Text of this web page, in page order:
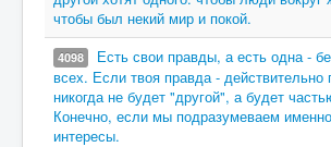
чтобы был некий мир и покой.
4098
Есть свои правды, а есть одна -
всех. Если твоя правда - действительно
никогда не будет "другой", а будет
Конечно, если мы подразумеваем
интересы.